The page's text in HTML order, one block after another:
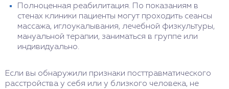
Полноценная реабилитация. По показаниям в
стенах клиники пациенты могут проходить сеансы
массажа, иглоукалывания, лечебной физкультуры,
мануальной терапии, заниматься в группе или
индивидуально.
Если вы обнаружили признаки посттравматического
расстройства у себя или у близкого человека, не